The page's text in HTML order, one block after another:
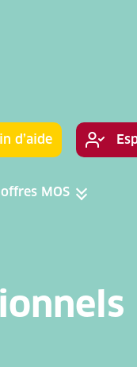
d’aide
MOS Toggle menu